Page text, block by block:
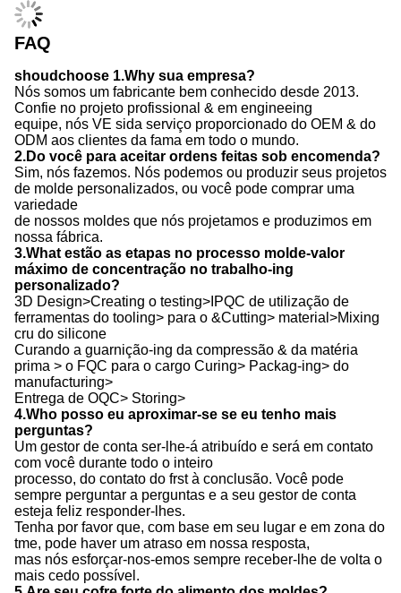
FAQ
shoudchoose 1.Why sua empresa?
Nós somos um fabricante bem conhecido desde 2013.
Confie no projeto profissional & em engineeing
equipe, nós VE sida serviço proporcionado do OEM & do
ODM aos clientes da fama em todo o mundo.
2.Do você para aceitar ordens feitas sob encomenda?
Sim, nós fazemos. Nós podemos ou produzir seus projetos
de molde personalizados, ou você pode comprar uma
variedade
de nossos moldes que nós projetamos e produzimos em
nossa fábrica.
3.What estão as etapas no processo molde-valor
máximo de concentração no trabalho-ing
personalizado?
3D Design>Creating o testing>IPQC de utilização de
ferramentas do tooling> para o &Cutting> material>Mixing
cru do silicone
Curando a guarnição-ing da compressão & da matéria
prima > o FQC para o cargo Curing> Packag-ing> do
manufacturing>
Entrega de OQC> Storing>
4.Who posso eu aproximar-se se eu tenho mais
perguntas?
Um gestor de conta ser-lhe-á atribuído e será em contato
com você durante todo o inteiro
processo, do contato do frst à conclusão. Você pode
sempre perguntar a perguntas e a seu gestor de conta
esteja feliz responder-lhes.
Tenha por favor que, com base em seu lugar e em zona do
tme, pode haver um atraso em nossa resposta,
mas nós esforçar-nos-emos sempre receber-lhe de volta o
mais cedo possível.